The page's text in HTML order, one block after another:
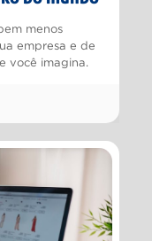
menos
empresa e de
você imagina.